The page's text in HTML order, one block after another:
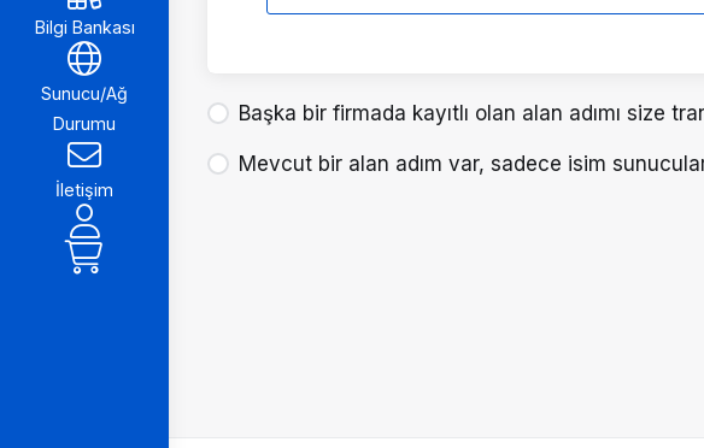
Bilgi Bankası
Sunucu/Ağ
Durumu
İletişim
Başka bir firmada kayıtlı olan alan adımı size
Mevcut bir alan adım var, sadece isim